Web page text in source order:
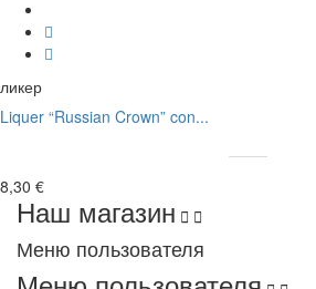
ликер
Liquer “Russian Crown” con...
8,30 €
Наш магазин  
Меню пользователя